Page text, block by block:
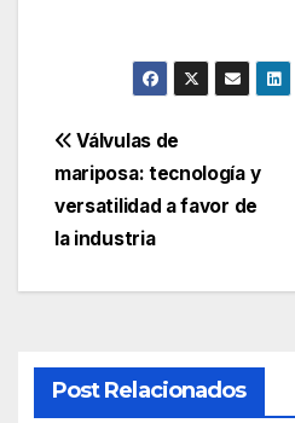
Navegación
de
entradas
Válvulas de
mariposa: tecnología y
versatilidad a favor de
la industria
Post Relacionados